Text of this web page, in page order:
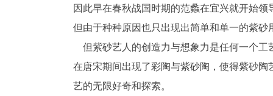
因此早在春秋战国时期的范蠡在宜兴就开始领
但由于种种原因也只出现出简单和单一的紫砂
但紫砂艺人的创造力与想象力是任何一个工
在唐宋期间出现了彩陶与紫砂陶，使得紫砂
艺的无限好奇和探索。